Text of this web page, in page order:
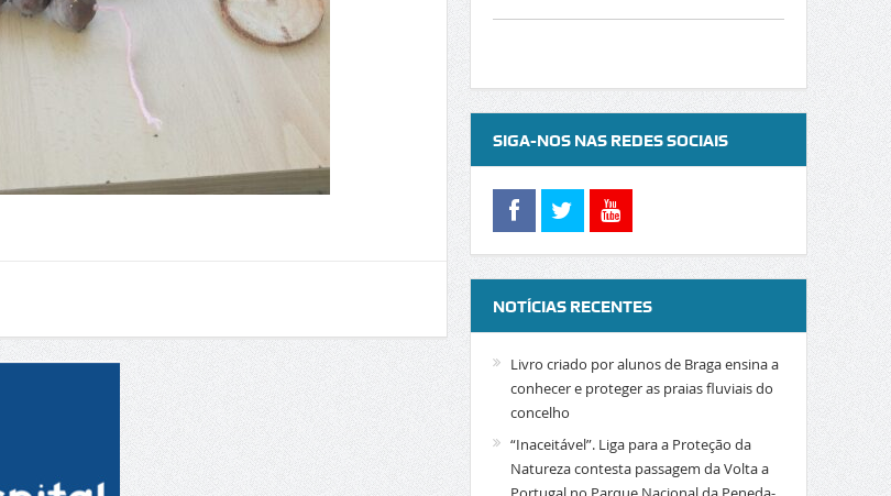
SIGA-NOS NAS REDES SOCIAIS
NOTÍCIAS RECENTES
Livro criado por alunos de Braga ensina a
conhecer e proteger as praias fluviais do
concelho
“Inaceitável”. Liga para a Proteção da
Natureza contesta passagem da Volta a